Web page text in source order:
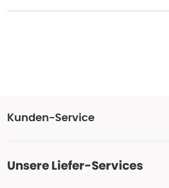
Kunden-Service
Unsere Liefer-Services